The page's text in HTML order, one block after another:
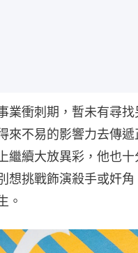
業衝刺期，暫未有尋
來不易的影響力去傳
繼續大放異彩，他也
想挑戰飾演殺手或奸角
。